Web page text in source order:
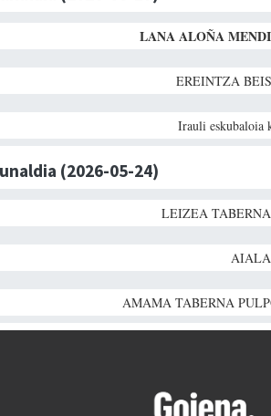
LANA ALOÑA
EREINTZA
Irauli eskubaloia
(2026-05-24)
LEIZEA
AMAMA TABERNA